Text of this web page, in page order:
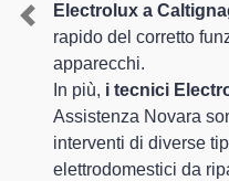
Electrolux a
rapido del corretto
apparecchi.
In più, i tecnici
Assistenza Novara
interventi di diverse
elettrodomestici da
Previous